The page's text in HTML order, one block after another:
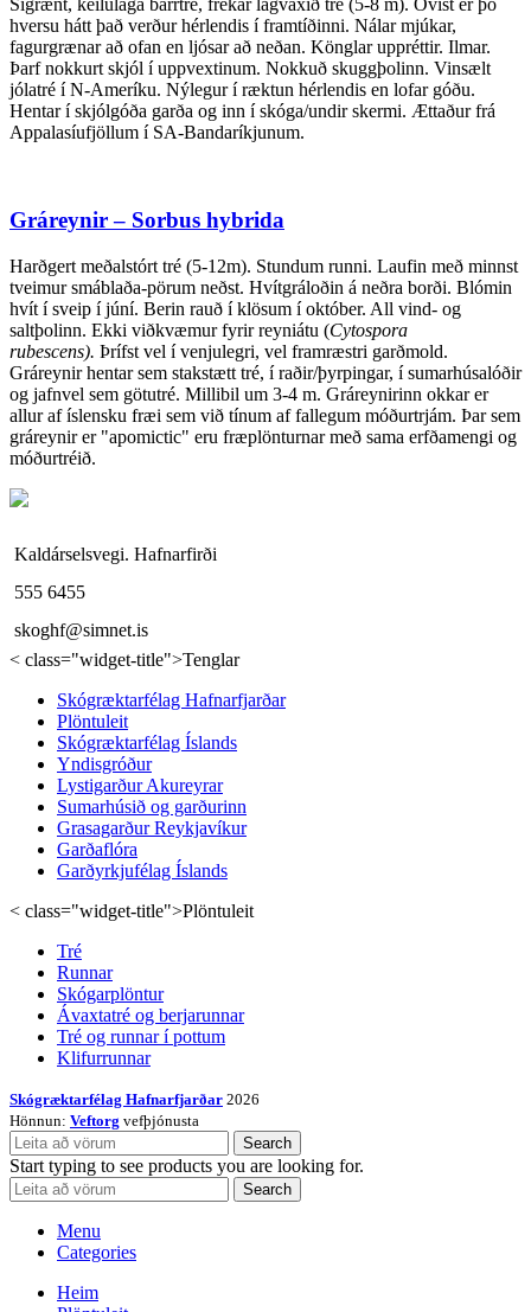
hversu hátt það verður hérlendis í framtíðinni. Nálar mjúkar,
fagurgrænar að ofan en ljósar að neðan. Könglar uppréttir. Ilmar.
Þarf nokkurt skjól í uppvextinum. Nokkuð skuggþolinn. Vinsælt
jólatré í N-Ameríku. Nýlegur í ræktun hérlendis en lofar góðu.
Hentar í skjólgóða garða og inn í skóga/undir skermi. Ættaður frá
Appalasíufjöllum í SA-Bandaríkjunum.
Gráreynir – Sorbus hybrida
Harðgert meðalstórt tré (5-12m). Stundum runni. Laufin með minnst
tveimur smáblaða-pörum neðst. Hvítgráloðin á neðra borði. Blómin
hvít í sveip í júní. Berin rauð í klösum í október. All vind- og
saltþolinn. Ekki viðkvæmur fyrir reyniátu (Cytospora
rubescens). Þrífst vel í venjulegri, vel framræstri garðmold.
Gráreynir hentar sem stakstætt tré, í raðir/þyrpingar, í sumarhúsalóðir
og jafnvel sem götutré. Millibil um 3-4 m. Gráreynirinn okkar er
allur af íslensku fræi sem við tínum af fallegum móðurtrjám. Þar sem
gráreynir er "apomictic" eru fræplönturnar með sama erfðamengi og
móðurtréið.
Kaldárselsvegi. Hafnarfirði
555 6455
skoghf@simnet.is
< class="widget-title">Tenglar
Skógræktarfélag Hafnarfjarðar
Plöntuleit
Skógræktarfélag Íslands
Yndisgróður
Lystigarður Akureyrar
Sumarhúsið og garðurinn
Grasagarður Reykjavíkur
Garðaflóra
Garðyrkjufélag Íslands
< class="widget-title">Plöntuleit
Tré
Runnar
Skógarplöntur
Ávaxtatré og berjarunnar
Tré og runnar í pottum
Klifurrunnar
Skógræktarfélag Hafnarfjarðar 2026
Hönnun: Veftorg vefþjónusta
Search
Start typing to see products you are looking for.
Search
Menu
Categories
Heim